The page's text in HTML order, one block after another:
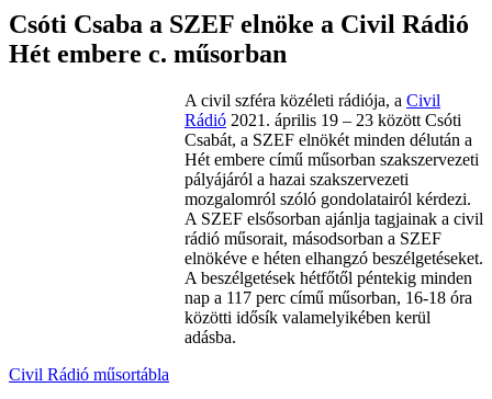
Csóti Csaba a SZEF elnöke a Civil Rádió
Hét embere c. műsorban
A civil szféra közéleti rádiója, a Civil
Rádió 2021. április 19 – 23 között Csóti
Csabát, a SZEF elnökét minden délután a
Hét embere című műsorban szakszervezeti
pályájáról a hazai szakszervezeti
mozgalomról szóló gondolatairól kérdezi.
A SZEF elsősorban ajánlja tagjainak a civil
rádió műsorait, másodsorban a SZEF
elnökéve e héten elhangzó beszélgetéseket.
A beszélgetések hétfőtől péntekig minden
nap a 117 perc című műsorban, 16-18 óra
közötti idősík valamelyikében kerül
adásba.
Civil Rádió műsortábla